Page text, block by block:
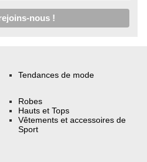
Tendances de mode
Robes
Hauts et Tops
Vêtements et accessoires de
Sport